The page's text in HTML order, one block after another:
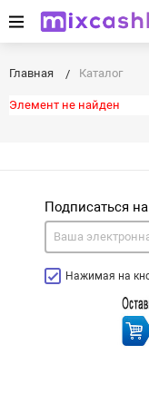
Главная Каталог
Элемент не найден
Подписаться
Нажимая на